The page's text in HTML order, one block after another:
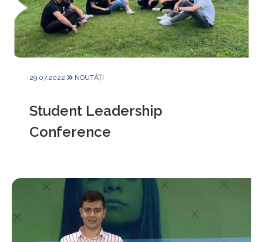
29.07.2022 NOUTĂȚI
Student Leadership
Conference